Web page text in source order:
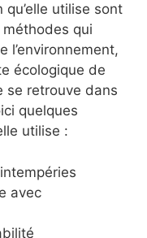
utilise sont
qui
l’environnement,
écologique de
se retrouve dans
quelques
utilise :
avec